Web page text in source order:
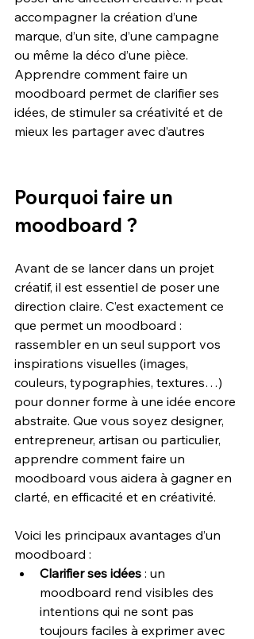
accompagner la création d’une
marque, d’un site, d’une campagne
ou même la déco d’une pièce.
Apprendre comment faire un
moodboard permet de clarifier ses
idées, de stimuler sa créativité et de
mieux les partager avec d’autres
Pourquoi faire un
moodboard ?
Avant de se lancer dans un projet
créatif, il est essentiel de poser une
direction claire. C’est exactement ce
que permet un moodboard :
rassembler en un seul support vos
inspirations visuelles (images,
couleurs, typographies, textures…)
pour donner forme à une idée encore
abstraite. Que vous soyez designer,
entrepreneur, artisan ou particulier,
apprendre comment faire un
moodboard vous aidera à gagner en
clarté, en efficacité et en créativité.
Voici les principaux avantages d’un
moodboard :
Clarifier ses idées : un
moodboard rend visibles des
intentions qui ne sont pas
toujours faciles à exprimer avec